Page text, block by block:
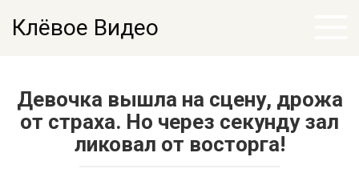
Клёвое Видео
Девочка вышла на сцену, дрожа
от страха. Но через секунду зал
ликовал от восторга!